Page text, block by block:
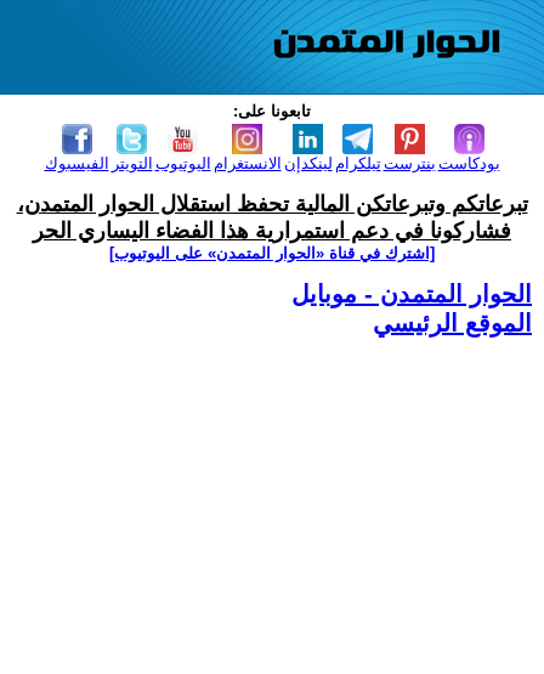
تابعونا على:
الفيسبوك التويتر اليوتيوب الانستغرام لينكدإن تيلكرامبنترست بودكاست
تبرعاتكم وتبرعاتكن المالية تحفظ استقلال الحوار المتمدن،
فشاركونا في دعم استمرارية هذا الفضاء اليساري الحر
[اشترك في قناة ‫«الحوار المتمدن» على اليوتيوب]
الحوار المتمدن - موبايل
الموقع الرئيسي